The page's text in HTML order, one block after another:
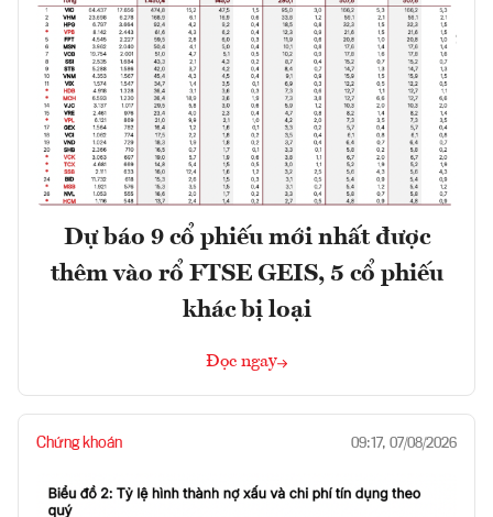
Dự báo 9 cổ phiếu mới nhất được
thêm vào rổ FTSE GEIS, 5 cổ phiếu
khác bị loại
Đọc ngay
Chứng khoán 09:17, 07/08/2026